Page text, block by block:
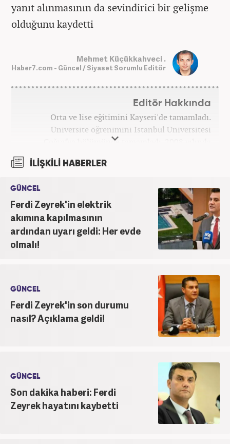
yanıt alınmasının da sevindirici bir gelişme
olduğunu kaydetti
Mehmet Küçükkahveci .
Haber7.com - Güncel / Siyaset Sorumlu Editör
Editör Hakkında
Orta ve lise eğitimini Kayseri'de tamamladı.
Üniversite öğrenimini İstanbul Üniversitesi
Coğrafya bölümünde tamamladı. 2008 yılında
attı. 15 yıllık profesyonel editörlük kariyerinde tüm
Haber7.com'da 'Güncel/Siyaset Sorumlu Editörü'
olarak devam etmektedir.
İLİŞKİLİ HABERLER
GÜNCEL
Ferdi Zeyrek'in elektrik
akımına kapılmasının
ardından uyarı geldi: Her evde
olmalı!
GÜNCEL
Ferdi Zeyrek'in son durumu
nasıl? Açıklama geldi!
GÜNCEL
Son dakika haberi: Ferdi
Zeyrek hayatını kaybetti